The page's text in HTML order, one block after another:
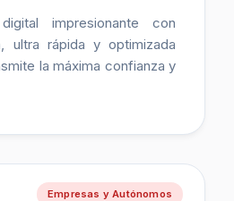
impresionante con
ultra rápida y optimizada
la máxima confianza y
Empresas y Autónomos